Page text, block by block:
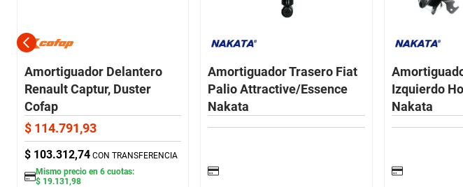
Amortiguador Delantero
Renault Captur, Duster
Cofap
$ 114.791,93
$ 103.312,74 CON TRANSFERENCIA
Mismo precio en 6cuotas:
$ 19.131 ,98
Amortiguador Trasero Fiat
Palio Attractive/Essence
Nakata
Izquierdo
Nakata